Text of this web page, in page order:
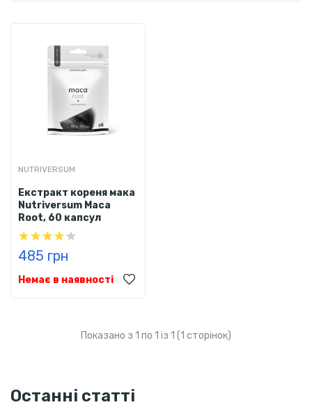
NUTRIVERSUM
Eкстракт кореня мака
Nutriversum Maca
Root, 60 капсул
485 грн
Немає в наявності
Показано з 1 по 1 із 1 (1 сторінок)
Останні статті